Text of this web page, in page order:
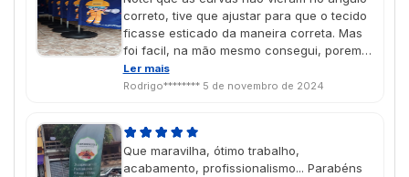
correto, tive que ajustar para que o tecido
ficasse esticado da maneira correta. Mas
foi facil, na mão mesmo consegui, porem
se for enviado diretamente ao cliente,
pode ocasionar um transtorno, pois ficaria
feito e a impressão é linda.
Ler mais
Rodrigo******** 5 de novembro de 2024
Que maravilha, ótimo trabalho,
acabamento, profissionalismo... Parabéns